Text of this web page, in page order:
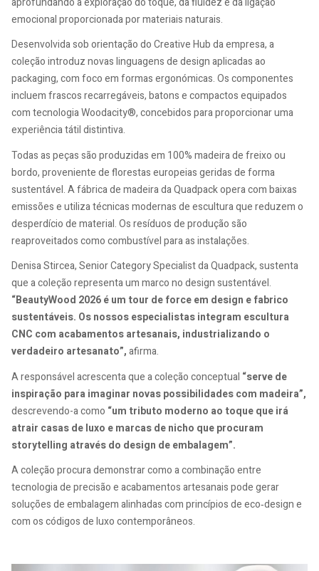
emocional proporcionada por materiais naturais.
Desenvolvida sob orientação do Creative Hub da empresa, a
coleção introduz novas linguagens de design aplicadas ao
packaging, com foco em formas ergonómicas. Os componentes
incluem frascos recarregáveis, batons e compactos equipados
com tecnologia Woodacity®, concebidos para proporcionar uma
experiência tátil distintiva.
Todas as peças são produzidas em 100% madeira de freixo ou
bordo, proveniente de florestas europeias geridas de forma
sustentável. A fábrica de madeira da Quadpack opera com baixas
emissões e utiliza técnicas modernas de escultura que reduzem o
desperdício de material. Os resíduos de produção são
reaproveitados como combustível para as instalações.
Denisa Stircea, Senior Category Specialist da Quadpack, sustenta
que a coleção representa um marco no design sustentável.
“BeautyWood 2026 é um tour de force em design e fabrico
sustentáveis. Os nossos especialistas integram escultura
CNC com acabamentos artesanais, industrializando o
verdadeiro artesanato”,afirma.
A responsável acrescenta que a coleção conceptual “serve de
inspiração para imaginar novas possibilidades com madeira”,
descrevendo-a como “um tributo moderno ao toque que irá
atrair casas de luxo e marcas de nicho que procuram
storytelling através do design de embalagem”.
A coleção procura demonstrar como a combinação entre
tecnologia de precisão e acabamentos artesanais pode gerar
soluções de embalagem alinhadas com princípios de eco‑design e
com os códigos de luxo contemporâneos.